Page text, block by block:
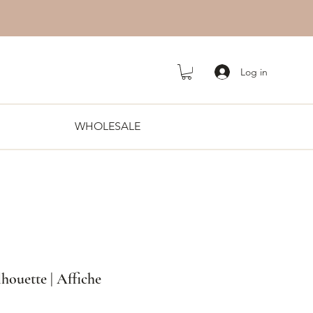
WHOLESALE
Log in
| Affiche